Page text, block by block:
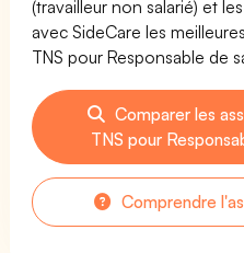
(travailleur non salarié) et
avec SideCare les
TNS pour Responsable de
Comparer les
TNS pour
Comprendre